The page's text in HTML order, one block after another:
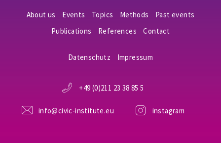
About us Events Topics Methods
Past events
Publications
References Contact
Datenschutz Impressum
+49 (0)211 23 38 85 5
info@civic-institute.eu instagram